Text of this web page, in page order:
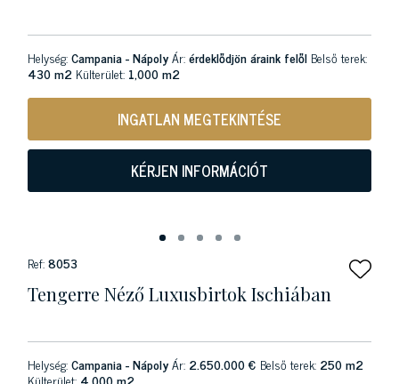
Helység:Campania - NápolyÁr:érdeklődjön áraink felől Belső terek:
430 m2 Külterület: 1,000 m2
INGATLAN MEGTEKINTÉSE
KÉRJEN INFORMÁCIÓT
Ref:8053
Tengerre Néző Luxusbirtok Ischiában
Helység:Campania - NápolyÁr: 2.650.000 € Belső terek: 250 m2